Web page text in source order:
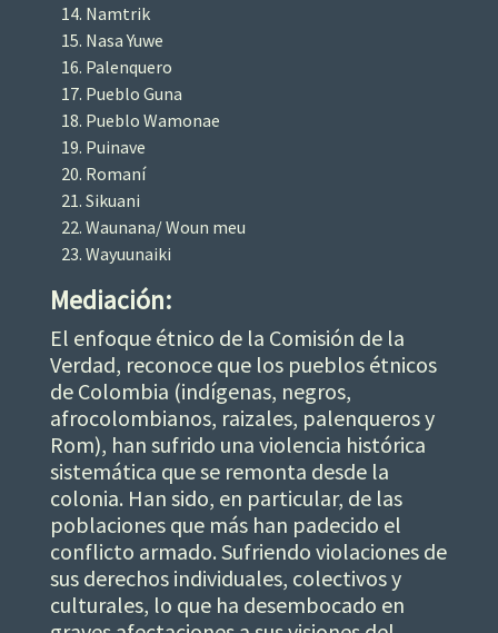
Namtrik
Nasa Yuwe
Palenquero
Pueblo Guna
Pueblo Wamonae
Puinave
Romaní
Sikuani
Waunana/ Woun meu
Wayuunaiki
Mediación:
El enfoque étnico de la Comisión de la
Verdad, reconoce que los pueblos étnicos
de Colombia (indígenas, negros,
afrocolombianos, raizales, palenqueros y
Rom), han sufrido una violencia histórica
sistemática que se remonta desde la
colonia. Han sido, en particular, de las
poblaciones que más han padecido el
conflicto armado. Sufriendo violaciones de
sus derechos individuales, colectivos y
culturales, lo que ha desembocado en